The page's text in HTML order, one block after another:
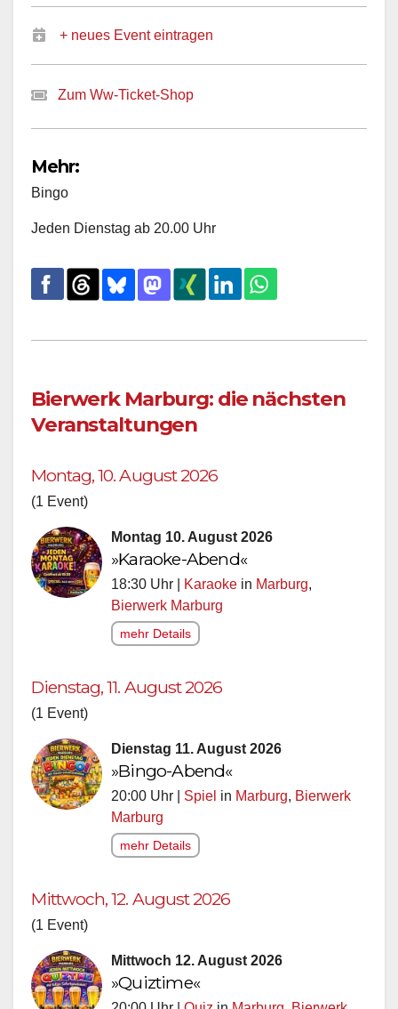
+ neues Event eintragen
Zum Ww-Ticket-Shop
Mehr:
Bingo
Jeden Dienstag ab 20.00 Uhr
Bierwerk Marburg: die nächsten
Veranstaltungen
Montag, 10. August 2026
(1 Event)
Montag 10. August 2026
»Karaoke-Abend«
18:30 Uhr | Karaoke in Marburg,
Bierwerk Marburg
mehr Details
Dienstag, 11. August 2026
(1 Event)
Dienstag 11. August 2026
»Bingo-Abend«
20:00 Uhr | Spiel in Marburg, Bierwerk
Marburg
mehr Details
Mittwoch, 12. August 2026
(1 Event)
Mittwoch 12. August 2026
»Quiztime«